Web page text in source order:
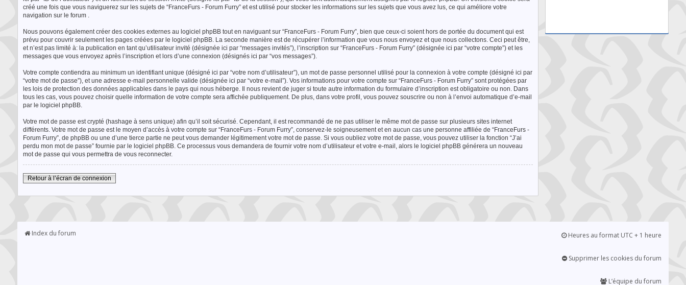
créé une fois que vous naviguerez sur les sujets de “FranceFurs - Forum Furry” et est utilisé pour stocker les informations sur les sujets que vous avez lus, ce qui améliore votre
navigation sur le forum .
Nous pouvons également créer des cookies externes au logiciel phpBB tout en naviguant sur “FranceFurs - Forum Furry”, bien que ceux-ci soient hors de portée du document qui est
prévu pour couvrir seulement les pages créées par le logiciel phpBB. La seconde manière est de récupérer l’information que vous nous envoyez et que nous collectons. Ceci peut être,
et n’est pas limité à: la publication en tant qu’utilisateur invité (désignée ici par “messages invités”), l’inscription sur “FranceFurs - Forum Furry” (désignée ici par “votre compte”) et les
messages que vous envoyez après l’inscription et lors d’une connexion (désignés ici par “vos messages”).
Votre compte contiendra au minimum un identifiant unique (désigné ici par “votre nom d’utilisateur”), un mot de passe personnel utilisé pour la connexion à votre compte (désigné ici par
“votre mot de passe”), et une adresse e-mail personnelle valide (désignée ici par “votre e-mail”). Vos informations pour votre compte sur “FranceFurs - Forum Furry” sont protégées par
les lois de protection des données applicables dans le pays qui nous héberge. Il nous revient de juger si toute autre information du formulaire d’inscription est obligatoire ou non. Dans
tous les cas, vous pouvez choisir quelle information de votre compte sera affichée publiquement. De plus, dans votre profil, vous pouvez souscrire ou non à l’envoi automatique d’e-mail
par le logiciel phpBB.
Votre mot de passe est crypté (hashage à sens unique) afin qu’il soit sécurisé. Cependant, il est recommandé de ne pas utiliser le même mot de passe sur plusieurs sites internet
différents. Votre mot de passe est le moyen d’accès à votre compte sur “FranceFurs - Forum Furry”, conservez-le soigneusement et en aucun cas une personne affiliée de “FranceFurs -
Forum Furry”, de phpBB ou une d’une tierce partie ne peut vous demander légitimement votre mot de passe. Si vous oubliez votre mot de passe, vous pouvez utiliser la fonction “J’ai
perdu mon mot de passe” fournie par le logiciel phpBB. Ce processus vous demandera de fournir votre nom d’utilisateur et votre e-mail, alors le logiciel phpBB générera un nouveau
mot de passe qui vous permettra de vous reconnecter.
Retour à l’écran de connexion
Index du forum Heures au format UTC + 1 heure
Supprimer les cookies du forum
L’équipe du forum